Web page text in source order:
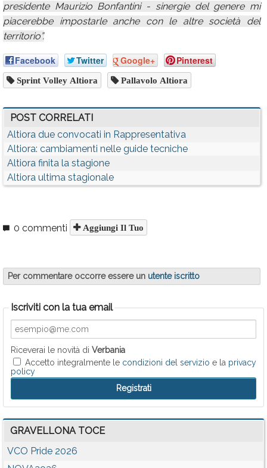
presidente Maurizio Bonfantini - sinergie del genere mi
piacerebbe impostarle anche con le altre società del
territorio”.
Facebook Twitter Google+ Pinterest
Sprint Volley Altiora Pallavolo Altiora
POST CORRELATI
Altiora due convocati in Rappresentativa
Altiora: cambiamenti nelle guide tecniche
Altiora finita la stagione
Altiora ultima stagionale
0 commenti Aggiungi Il Tuo
Per commentare occorre essere un utente iscritto
Iscriviti con la tua email
Riceverai le novità di Verbania
Accetto integralmente le condizioni del servizio e la privacy
policy
GRAVELLONA TOCE
VCO Pride 2026